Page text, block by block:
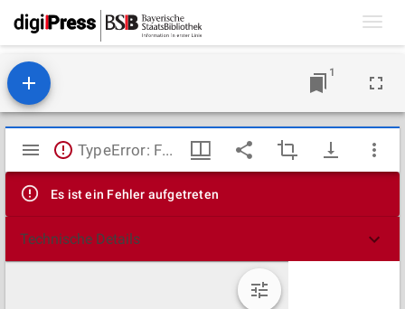
1
Mirador
Viewer
TypeError: Failed to fetch
Es ist ein Fehler aufgetreten
Technische Details